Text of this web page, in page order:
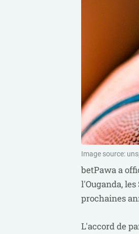
Image source:
betPawa a
l'Ouganda,
prochaines
L'accord de